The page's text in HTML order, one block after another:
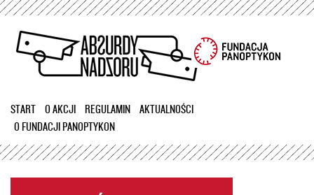
Przejdź
treści
START O AKCJI REGULAMIN
AKTUALNOŚCI
O FUNDACJI PANOPTYKON